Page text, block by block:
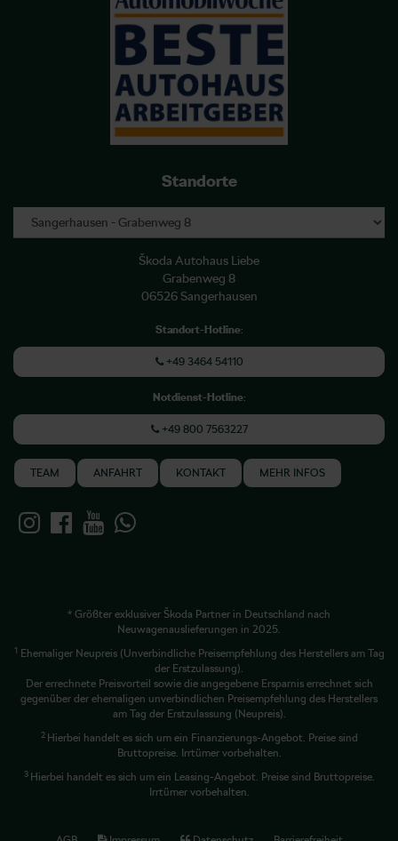
Standorte
Škoda Autohaus Liebe
Grabenweg 8
06526 Sangerhausen
Standort-Hotline:
+49 3464 54110
Notdienst-Hotline:
+49 800 7563227
TEAM ANFAHRT KONTAKT MEHR INFOS
* Größter exklusiver Škoda Partner in Deutschland nach
Neuwagenauslieferungen in 2025.
1 Ehemaliger Neupreis (Unverbindliche Preisempfehlung des Herstellers am Tag
der Erstzulassung).
Der errechnete Preisvorteil sowie die angegebene Ersparnis errechnet sich
gegenüber der ehemaligen unverbindlichen Preisempfehlung des Herstellers
am Tag der Erstzulassung (Neupreis).
2 Hierbei handelt es sich um ein Finanzierungs-Angebot. Preise sind
Bruttopreise. Irrtümer vorbehalten.
3 Hierbei handelt es sich um ein Leasing-Angebot. Preise sind Bruttopreise.
Irrtümer vorbehalten.